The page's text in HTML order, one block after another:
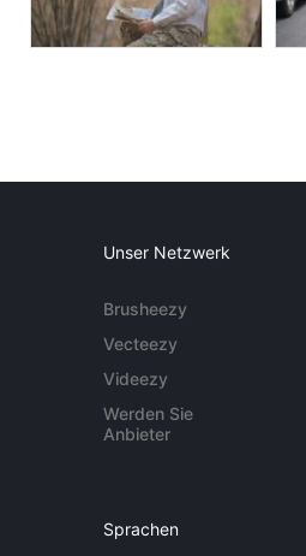
Unser Netzwerk
Brusheezy
Vecteezy
Videezy
Werden Sie
Anbieter
Sprachen